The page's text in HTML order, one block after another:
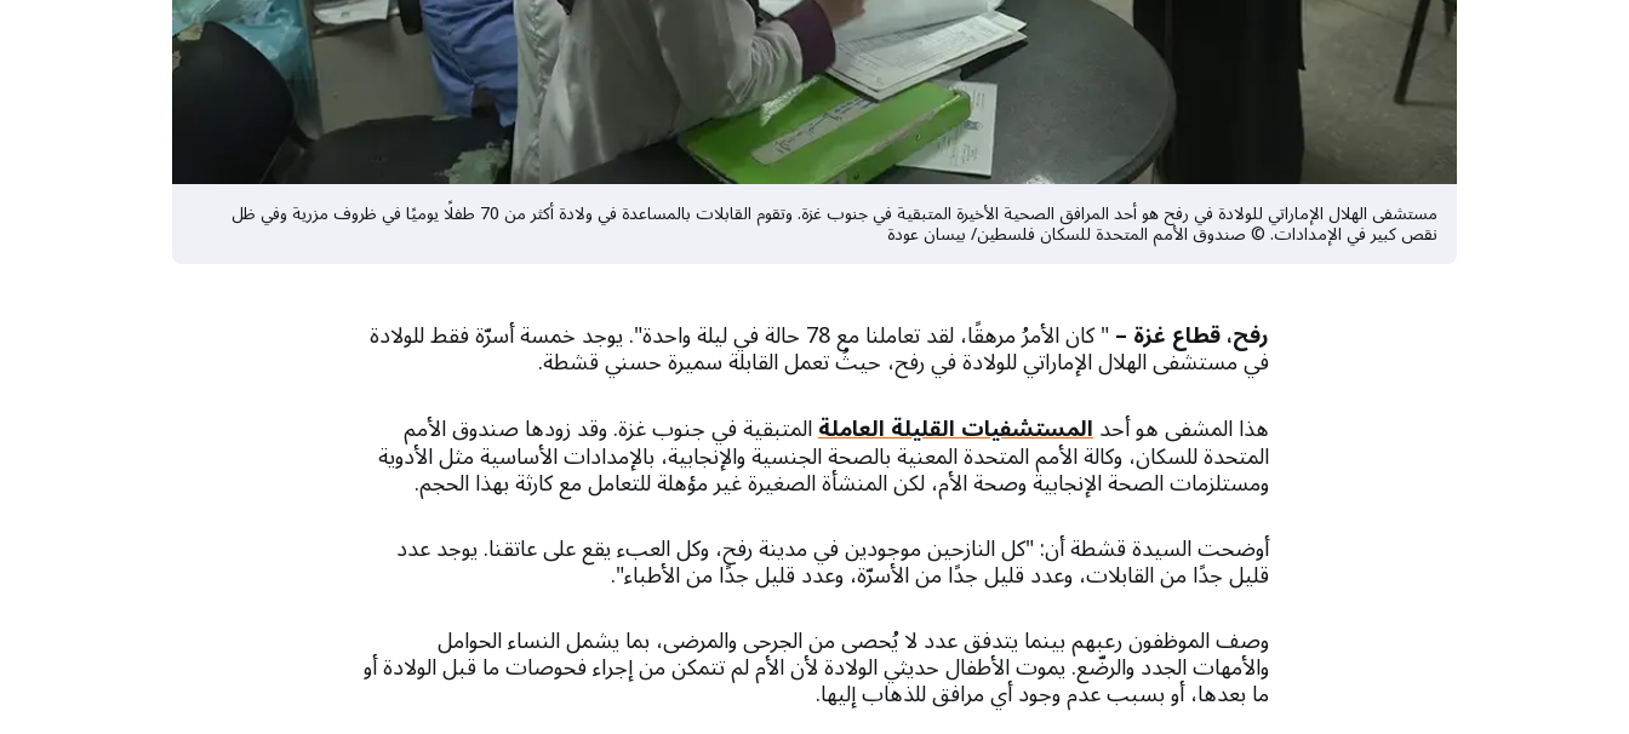
مستشفى الهلال الإماراتي للولادة في رفح هو أحد المرافق الصحية الأخيرة المتبقية في جنوب غزة. وتقوم القابلات بالمساعدة في ولادة أكثر من 70 طفلًا يوميًا في ظروف مزرية وفي ظل
نقص كبير في الإمدادات. © صندوق الأمم المتحدة للسكان فلسطين/ بيسان عودة
رفح، قطاع غزة – " كان الأمرُ مرهقًا، لقد تعاملنا مع 78 حالة في ليلة واحدة". يوجد خمسة أسرّة فقط للولادة
في مستشفى الهلال الإماراتي للولادة في رفح، حيثُ تعمل القابلة سميرة حسني قشطة.
هذا المشفى هو أحدالمستشفيات القليلة العاملةالمتبقية في جنوب غزة. وقد زودها صندوق الأمم
المتحدة للسكان، وكالة الأمم المتحدة المعنية بالصحة الجنسية والإنجابية، بالإمدادات الأساسية مثل الأدوية
ومستلزمات الصحة الإنجابية وصحة الأم، لكن المنشأة الصغيرة غير مؤهلة للتعامل مع كارثة بهذا الحجم.
أوضحت السيدة قشطة أن: "كل النازحين موجودين في مدينة رفح، وكل العبء يقع على عاتقنا. يوجد عدد
قليل جدًا من القابلات، وعدد قليل جدًا من الأسرّة، وعدد قليل جدًا من الأطباء".
وصف الموظفون رعبهم بينما يتدفق عدد لا يُحصى من الجرحى والمرضى، بما يشمل النساء الحوامل
والأمهات الجدد والرضّع. يموت الأطفال حديثي الولادة لأن الأم لم تتمكن من إجراء فحوصات ما قبل الولادة أو
ما بعدها، أو بسبب عدم وجود أي مرافق للذهاب إليها.